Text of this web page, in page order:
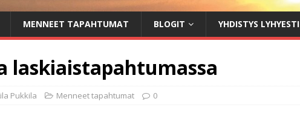
MENNEET TAPAHTUMAT BLOGIT YHDISTYS LYHYESTI
laskiaistapahtumassa
Pukkila Menneet tapahtumat 0